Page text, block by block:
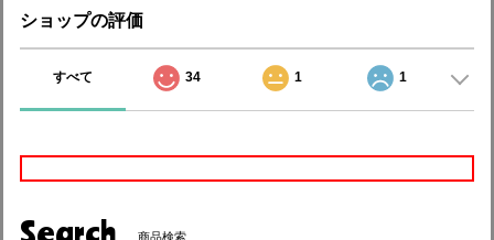
ショップの評価
すべて 34 1 1
商品検索